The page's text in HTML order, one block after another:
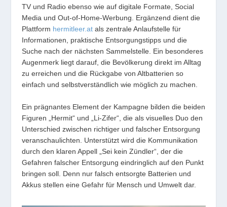
TV und Radio ebenso wie auf digitale Formate, Social
Media und Out-of-Home-Werbung. Ergänzend dient die
Plattform hermitleer.atals zentrale Anlaufstelle für
Informationen, praktische Entsorgungstipps und die
Suche nach der nächsten Sammelstelle. Ein besonderes
Augenmerk liegt darauf, die Bevölkerung direkt im Alltag
zu erreichen und die Rückgabe von Altbatterien so
einfach und selbstverständlich wie möglich zu machen.
Ein prägnantes Element der Kampagne bilden die beiden
Figuren „Hermit“ und „Li-Zifer“, die als visuelles Duo den
Unterschied zwischen richtiger und falscher Entsorgung
veranschaulichten. Unterstützt wird die Kommunikation
durch den klaren Appell „Sei kein Zündler“, der die
Gefahren falscher Entsorgung eindringlich auf den Punkt
bringen soll. Denn nur falsch entsorgte Batterien und
Akkus stellen eine Gefahr für Mensch und Umwelt dar.